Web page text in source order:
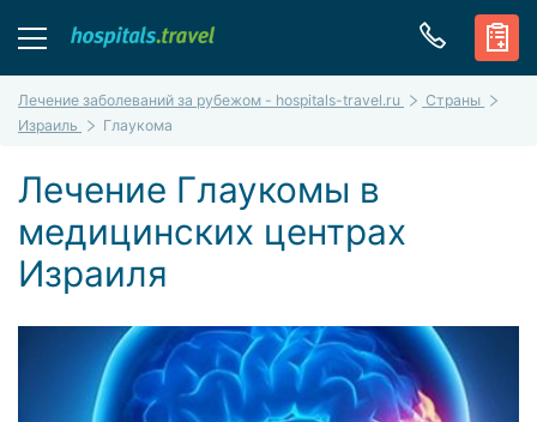
Лечение заболеваний за рубежом - hospitals-travel.ru
Страны
Израиль
Глаукома
Лечение Глаукомы в
медицинских центрах
Израиля